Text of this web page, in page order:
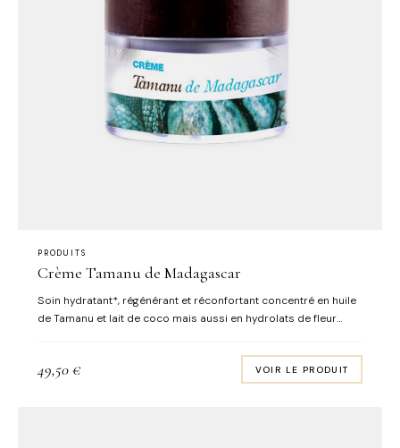
PRODUITS
Crème Tamanu de Madagascar
Soin hydratant*, régénérant et réconfortant concentré en huile
de Tamanu et lait de coco mais aussi en hydrolats de fleur
L’épiderme se restaure au fil des applications et retrouve
confort, douceur et éclat. Senteurs naturelles : lemongrass,
49,50€ VOIR LE PRODUIT